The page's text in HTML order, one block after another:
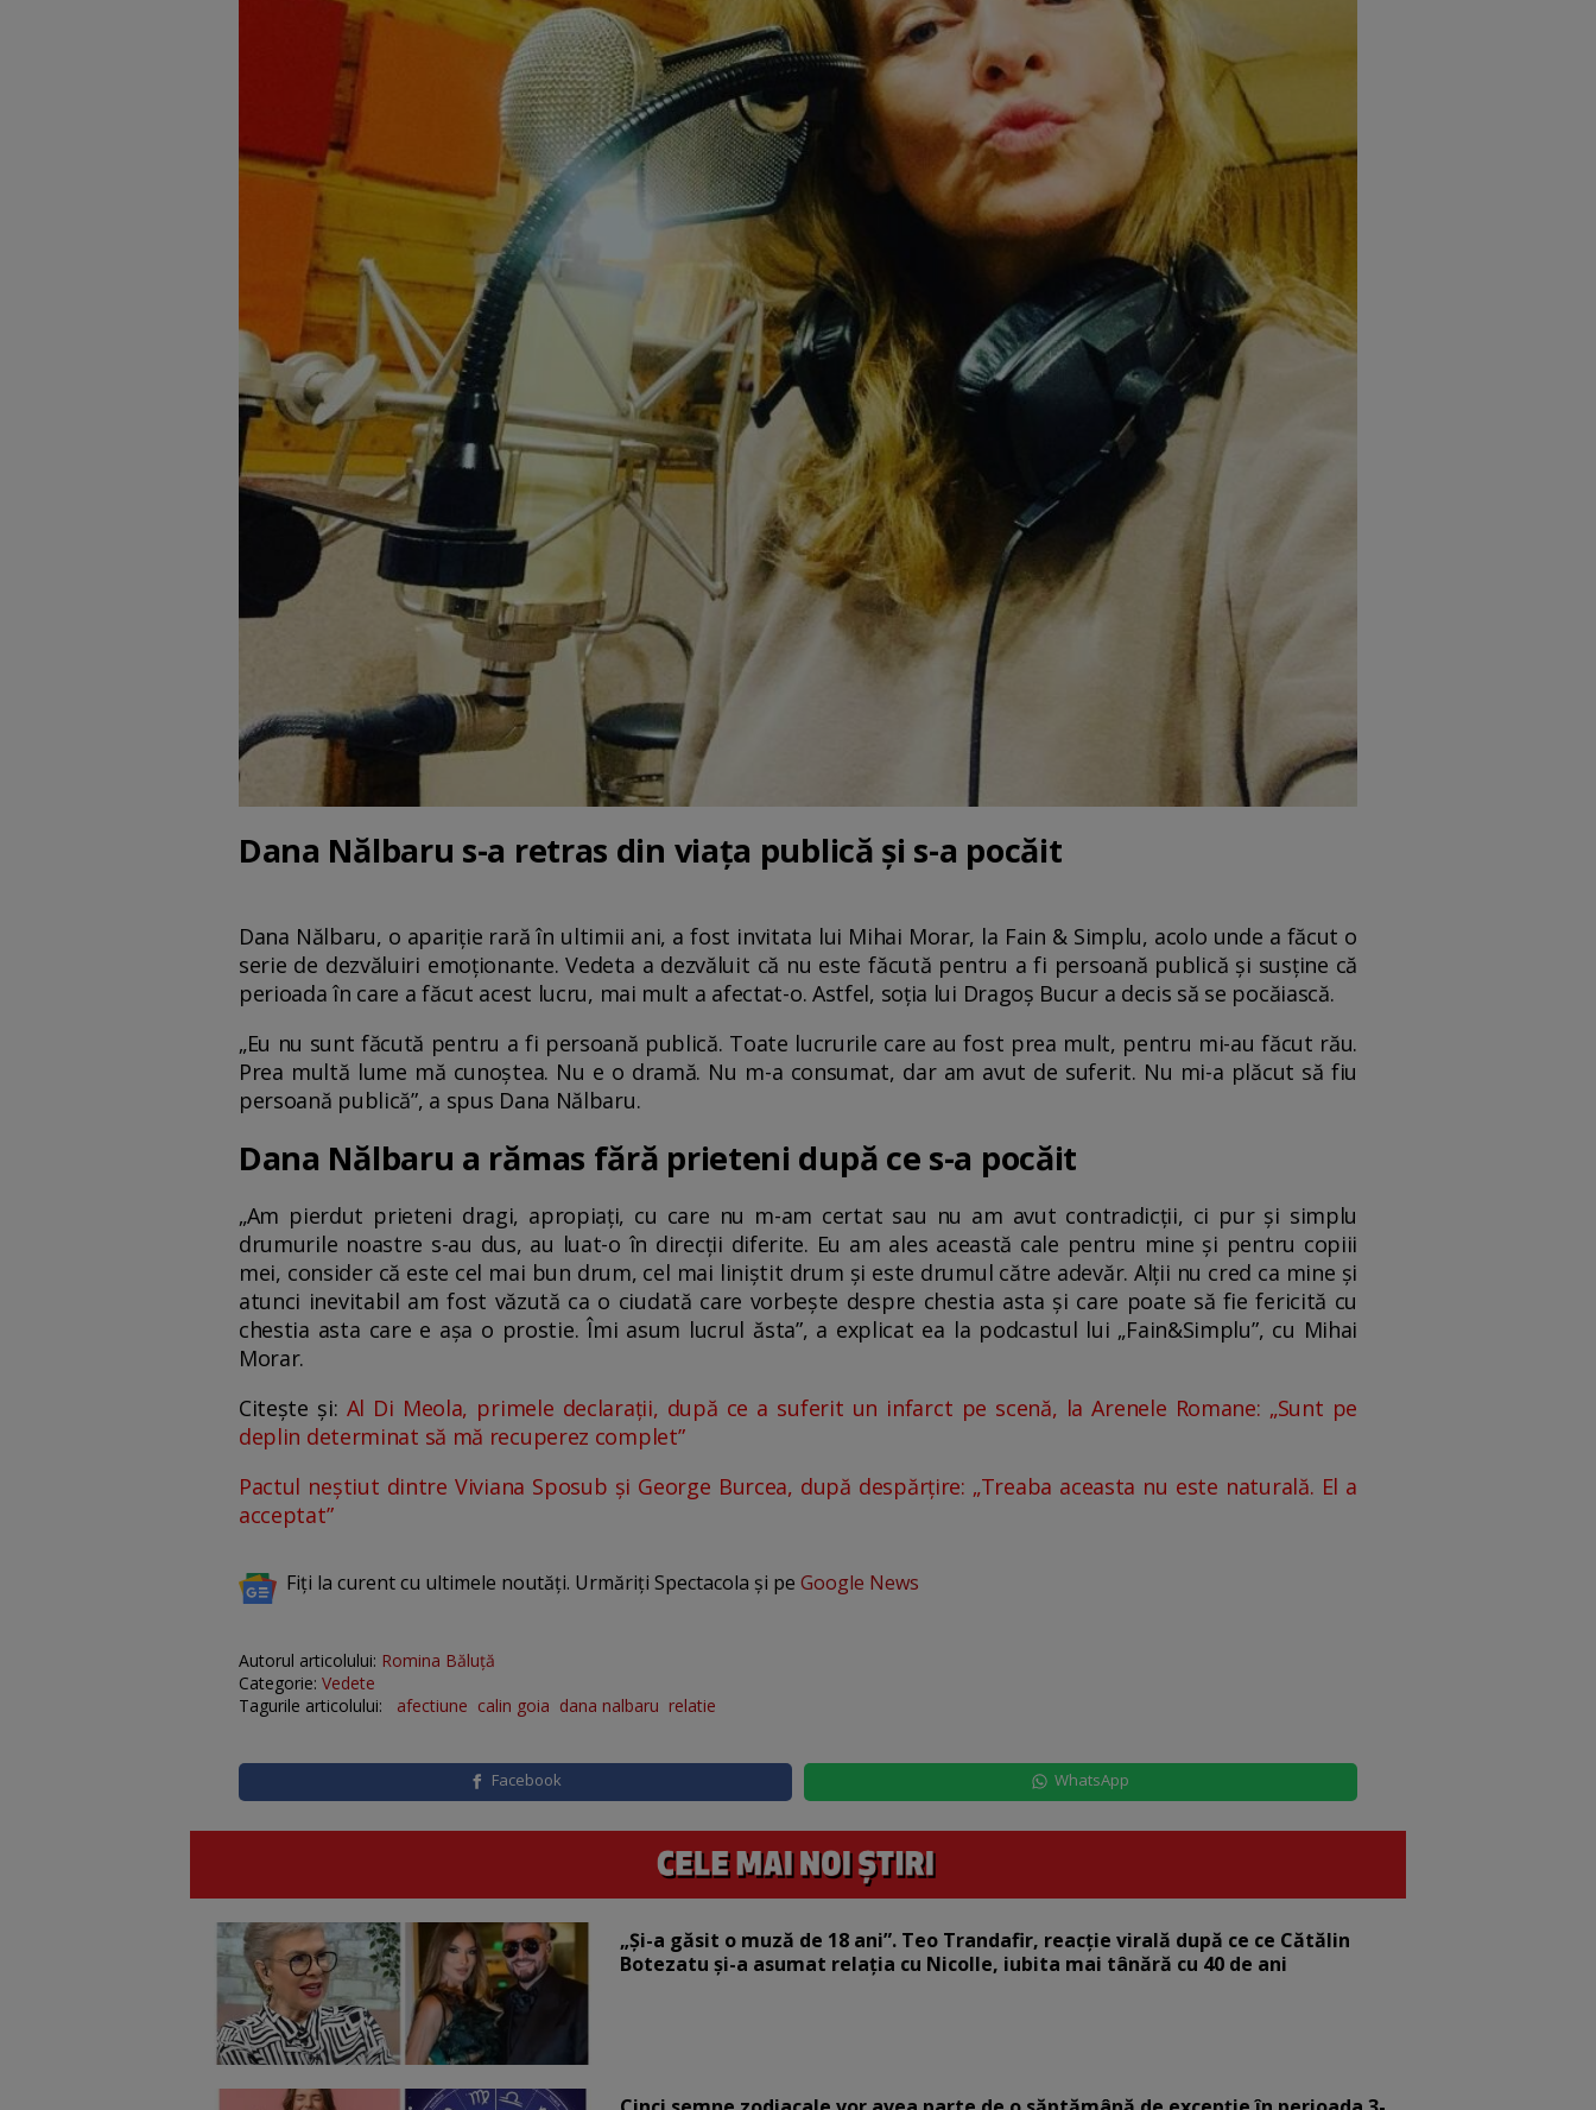
Dana Nălbaru s-a retras din viața publică și s-a pocăit
Dana Nălbaru, o apariție rară în ultimii ani, a fost invitata lui Mihai Morar, la Fain & Simplu, acolo unde a făcut o
serie de dezvăluiri emoționante. Vedeta a dezvăluit că nu este făcută pentru a fi persoană publică și susține că
perioada în care a făcut acest lucru, mai mult a afectat-o. Astfel, soția lui Dragoș Bucur a decis să se pocăiască.
„Eu nu sunt făcută pentru a fi persoană publică. Toate lucrurile care au fost prea mult, pentru mi-au făcut rău.
Prea multă lume mă cunoștea. Nu e o dramă. Nu m-a consumat, dar am avut de suferit. Nu mi-a plăcut să fiu
persoană publică”, a spus Dana Nălbaru.
Dana Nălbaru a rămas fără prieteni după ce s-a pocăit
„Am pierdut prieteni dragi, apropiați, cu care nu m-am certat sau nu am avut contradicții, ci pur și simplu
drumurile noastre s-au dus, au luat-o în direcții diferite. Eu am ales această cale pentru mine și pentru copiii
mei, consider că este cel mai bun drum, cel mai liniștit drum și este drumul către adevăr. Alții nu cred ca mine și
atunci inevitabil am fost văzută ca o ciudată care vorbește despre chestia asta și care poate să fie fericită cu
chestia asta care e așa o prostie. Îmi asum lucrul ăsta”, a explicat ea la podcastul lui „Fain&Simplu”, cu Mihai
Morar.
Citește și: Al Di Meola, primele declarații, după ce a suferit un infarct pe scenă, la Arenele Romane: „Sunt pe
deplin determinat să mă recuperez complet”
Pactul neștiut dintre Viviana Sposub și George Burcea, după despărțire: „Treaba aceasta nu este naturală. El a
acceptat”
Fiți la curent cu ultimele noutăți. Urmăriți Spectacola și pe Google News
Autorul articolului: Romina Băluță
Categorie: Vedete
Tagurile articolului:
afectiune calin goia dana nalbaru relatie
Facebook WhatsApp
„Și-a găsit o muză de 18 ani”. Teo Trandafir, reacție virală după ce ce Cătălin
Botezatu și-a asumat relația cu Nicolle, iubita mai tânără cu 40 de ani